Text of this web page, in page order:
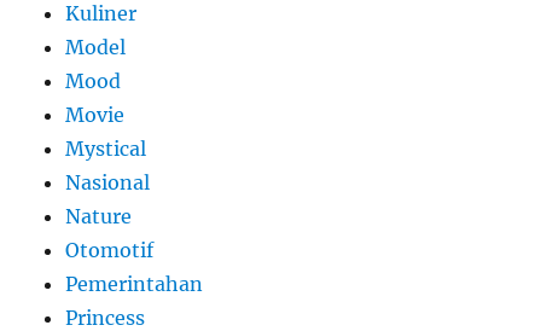
Kuliner
Model
Mood
Movie
Mystical
Nasional
Nature
Otomotif
Pemerintahan
Princess